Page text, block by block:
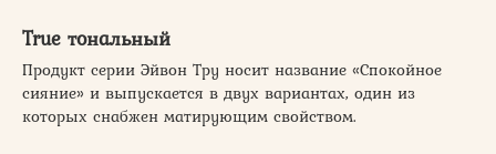
True тональный
Продукт серии Эйвон Тру носит название «Спокойное
сияние» и выпускается в двух вариантах, один из
которых снабжен матирующим свойством.